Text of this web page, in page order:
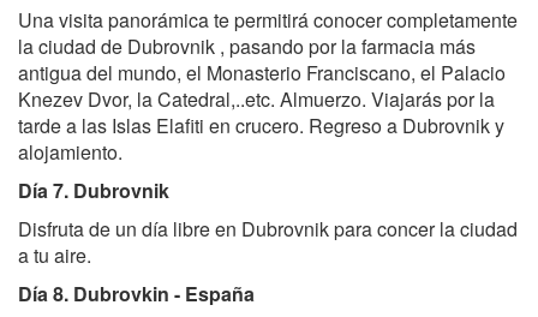
Una visita panorámica te permitirá conocer completamente
la ciudad de Dubrovnik , pasando por la farmacia más
antigua del mundo, el Monasterio Franciscano, el Palacio
Knezev Dvor, la Catedral,..etc. Almuerzo. Viajarás por la
tarde a las Islas Elafiti en crucero. Regreso a Dubrovnik y
alojamiento.
Día 7. Dubrovnik
Disfruta de un día libre en Dubrovnik para concer la ciudad
a tu aire.
Día 8. Dubrovkin - España